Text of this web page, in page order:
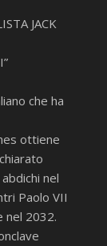
JACK
che ha
ottiene
nel
Paolo VII
nel 2032.